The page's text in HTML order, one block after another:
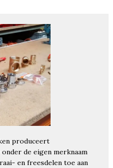
produceert
de eigen merknaam
en freesdelen toe aan